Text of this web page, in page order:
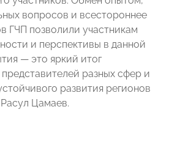
вопросов и всестороннее
ГЧП позволили участникам
и перспективы в данной
— это яркий итог
разных сфер и
развития регионов
Цамаев.